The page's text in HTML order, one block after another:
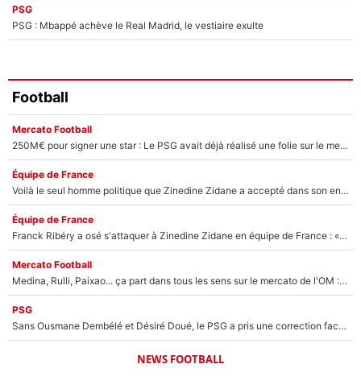
PSG
PSG : Mbappé achève le Real Madrid, le vestiaire exulte
Football
Mercato Football
250M€ pour signer une star : Le PSG avait déjà réalisé une folie sur le mercato bien avant Neymar !
Équipe de France
Voilà le seul homme politique que Zinedine Zidane a accepté dans son entourage : «Je garde un très bon souvenir de lui»
Équipe de France
Franck Ribéry a osé s'attaquer à Zinedine Zidane en équipe de France : «Je n'aurais jamais fait ça»
Mercato Football
Medina, Rulli, Paixao... ça part dans tous les sens sur le mercato de l'OM : Frank McCourt va enfin récupérer l'argent qu'il attend ?
PSG
Sans Ousmane Dembélé et Désiré Doué, le PSG a pris une correction face à Majorque : Luis Enrique attend avec impatience des renforts !
NEWS FOOTBALL